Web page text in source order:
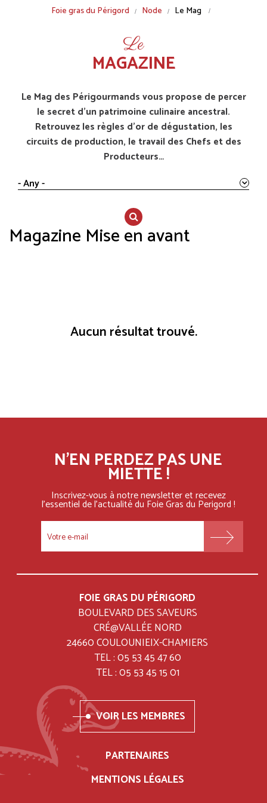
Breadcrumb
Foie gras du Périgord Node Le Mag
Le
MAGAZINE
Le Mag des Périgourmands vous propose de percer
le secret d’un patrimoine culinaire ancestral.
Retrouvez les règles d’or de dégustation, les
circuits de production, le travail des Chefs et des
Producteurs…
- Any -
Magazine Mise en avant
Aucun résultat trouvé.
FOIE GRAS DU PÉRIGORD
BOULEVARD DES SAVEURS
CRÉ@VALLÉE NORD
24660 COULOUNIEIX-CHAMIERS
TEL : 05 53 45 47 60
TEL : 05 53 45 15 01
VOIR LES MEMBRES
PARTENAIRES
MENTIONS LÉGALES
N'EN PERDEZ PAS UNE
MIETTE !
Inscrivez-vous à notre newsletter et recevez
l'essentielde l'actualité du Foie Gras du Perigord !
FOOTER
MENU